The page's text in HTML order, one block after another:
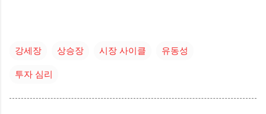
강세장 상승장 시장 사이클 유동성
투자 심리